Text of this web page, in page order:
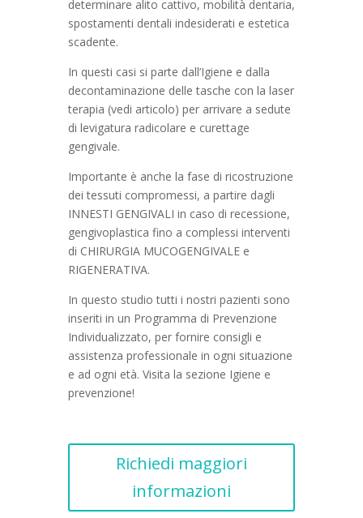
determinare alito cattivo, mobilità dentaria,
spostamenti dentali indesiderati e estetica
scadente.
In questi casi si parte dall’Igiene e dalla
decontaminazione delle tasche con la laser
terapia (vedi articolo) per arrivare a sedute
di levigatura radicolare e curettage
gengivale.
Importante è anche la fase di ricostruzione
dei tessuti compromessi, a partire dagli
INNESTI GENGIVALI in caso di recessione,
gengivoplastica fino a complessi interventi
di CHIRURGIA MUCOGENGIVALE e
RIGENERATIVA.
In questo studio tutti i nostri pazienti sono
inseriti in un Programma di Prevenzione
Individualizzato, per fornire consigli e
assistenza professionale in ogni situazione
e ad ogni età. Visita la sezione Igiene e
prevenzione!
Richiedi maggiori
informazioni